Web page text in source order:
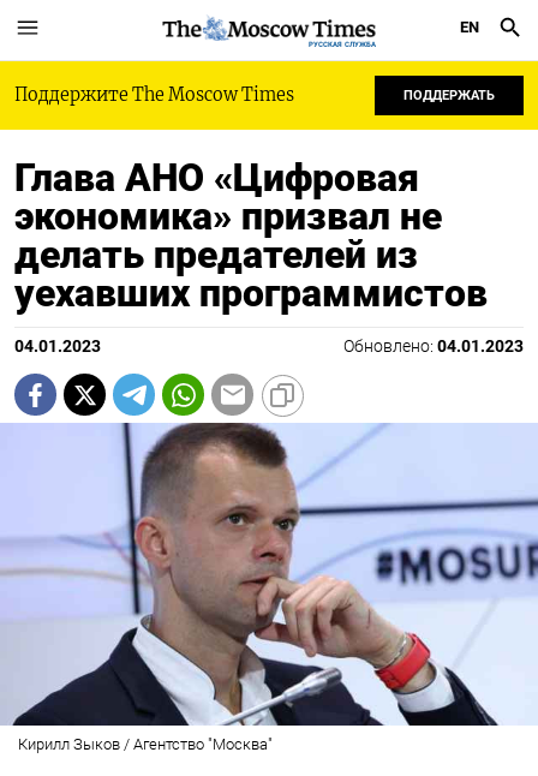
РУССКАЯ СЛУЖБА
EN
Поддержите The Moscow Times ПОДДЕРЖАТЬ
Глава АНО «Цифровая
экономика» призвал не
делать предателей из
уехавших программистов
04.01.2023 Обновлено: 04.01.2023
Кирилл Зыков / Агентство "Москва"